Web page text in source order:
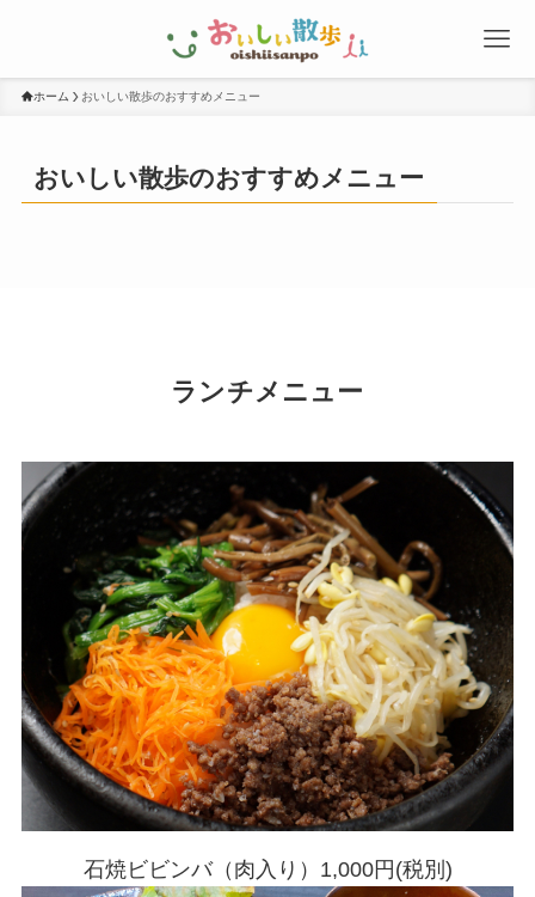
ホーム おいしい散歩のおすすめメニュー
おいしい散歩のおすすめメニュー
ランチメニュー
石焼ビビンバ（肉入り）1,000円(税別)